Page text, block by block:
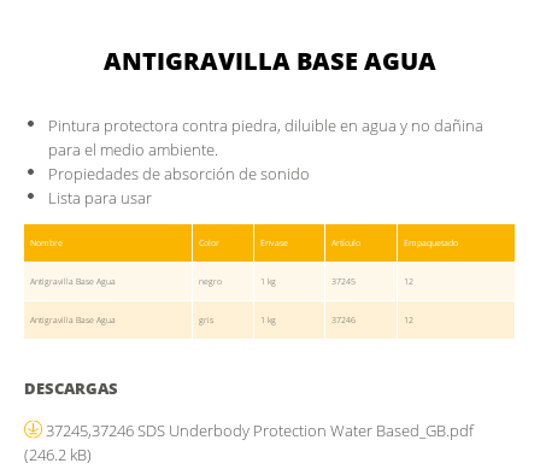
ANTIGRAVILLA BASE AGUA
Pintura protectora contra piedra, diluible en agua y no dañina
para el medio ambiente.
Propiedades de absorción de sonido
Lista para usar
Nombre Color Envase Artículo Empaquetado
Antigravilla Base Agua negro 1 kg 37245 12
Antigravilla Base Agua gris 1 kg 37246 12
DESCARGAS
37245,37246 SDS Underbody Protection Water Based_GB.pdf
(246.2 kB)